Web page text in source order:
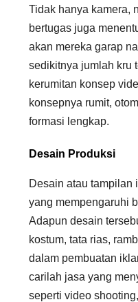
Tidak hanya kamera,
bertugas juga
akan mereka garap
sedikitnya jumlah kru
kerumitan konsep
konsepnya rumit,
formasi lengkap.
Desain Produksi
Desain atau tampilan
yang mempengaruhi
Adapun desain
kostum, tata rias,
dalam pembuatan
carilah jasa yang
seperti video